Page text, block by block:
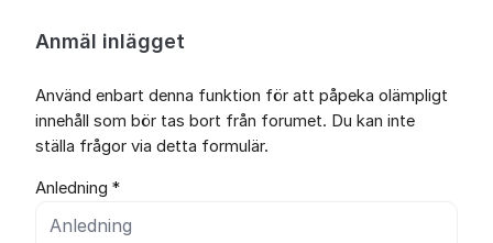
Anmäl inlägget
Använd enbart denna funktion för att påpeka olämpligt
innehåll som bör tas bort från forumet. Du kan inte
ställa frågor via detta formulär.
Anledning *